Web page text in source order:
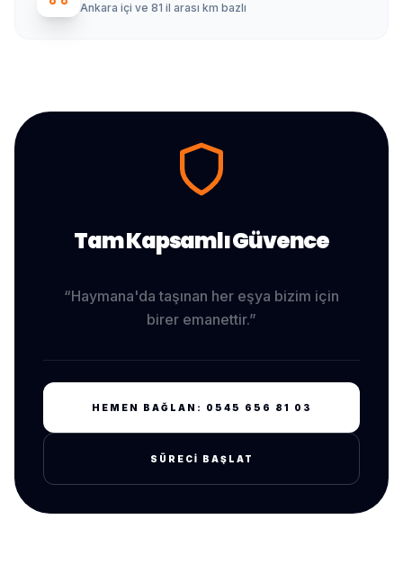
Ankara içi ve 81 il arası km bazlı
Tam Kapsamlı Güvence
“Haymana'da taşınan her eşya bizim için
birer emanettir.”
HEMEN BAĞLAN: 0545 656 81 03
SÜRECI BAŞLAT